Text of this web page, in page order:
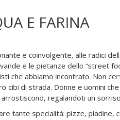
E FARINA
e coinvolgente, alle radici
e le pietanze dello “street
che abbiamo incontrato. Non
cibi di strada. Donne e uomini
regalandoti un
tante specialità: pizze,